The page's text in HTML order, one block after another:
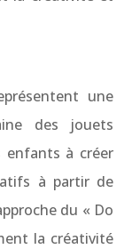
une
des jouets
enfants à créer
à partir de
du « Do
la créativité